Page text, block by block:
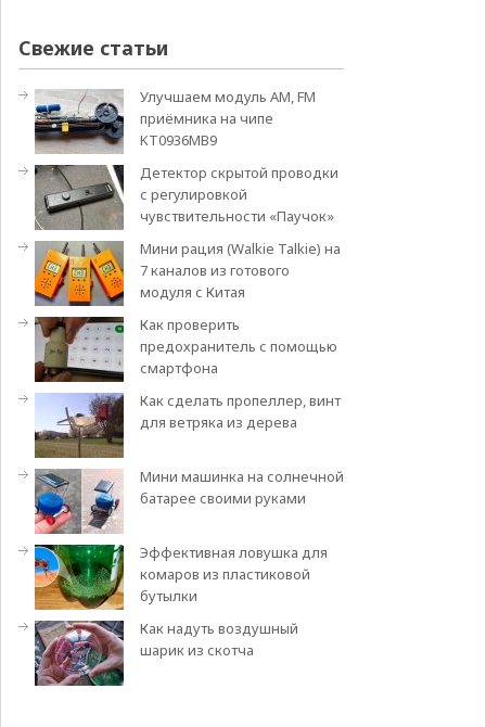
Свежие статьи
Улучшаем модуль АМ, FM
приёмника на чипе
KT0936MB9
Детектор скрытой проводки
с регулировкой
чувствительности «Паучок»
Мини рация (Walkie Talkie) на
7 каналов из готового
модуля с Китая
Как проверить
предохранитель с помощью
смартфона
Как сделать пропеллер, винт
для ветряка из дерева
Мини машинка на солнечной
батарее своими руками
Эффективная ловушка для
комаров из пластиковой
бутылки
Как надуть воздушный
шарик из скотча